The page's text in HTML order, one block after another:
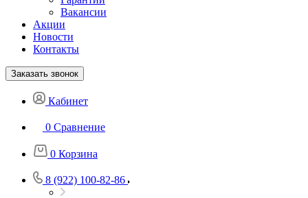
Вакансии
Акции
Новости
Контакты
Заказать звонок
Кабинет
0 Сравнение
0 Корзина
8 (922) 100-82-86